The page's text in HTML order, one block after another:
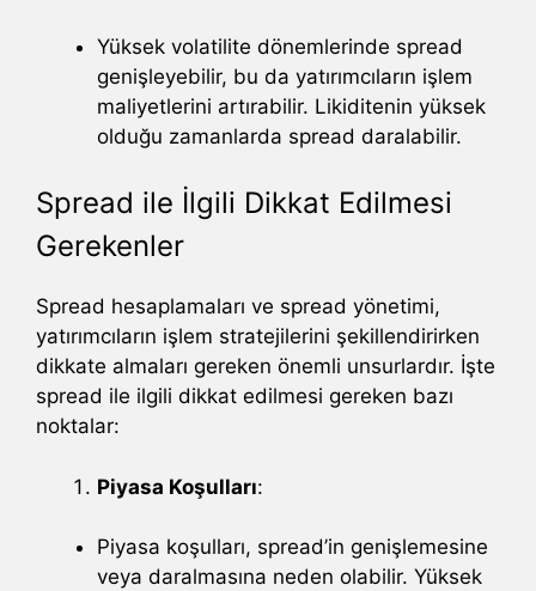
Yüksek volatilite dönemlerinde spread
genişleyebilir, bu da yatırımcıların işlem
maliyetlerini artırabilir. Likiditenin yüksek
olduğu zamanlarda spread daralabilir.
Spread ile İlgili Dikkat Edilmesi
Gerekenler
Spread hesaplamaları ve spread yönetimi,
yatırımcıların işlem stratejilerini şekillendirirken
dikkate almaları gereken önemli unsurlardır. İşte
spread ile ilgili dikkat edilmesi gereken bazı
noktalar:
Piyasa Koşulları:
Piyasa koşulları, spread’in genişlemesine
veya daralmasına neden olabilir. Yüksek